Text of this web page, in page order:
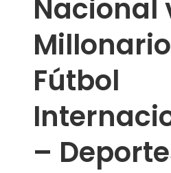
Nacional
Fútbol
–